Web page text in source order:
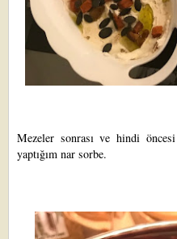
Mezeler sonrası ve hindi
yaptığım nar sorbe.